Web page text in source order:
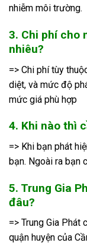
nhiễm môi trường.
3. Chi phí cho
nhiêu?
=> Chi phí tùy
diệt, và mức độ
mức giá phù hợp
4. Khi nào thì
=> Khi bạn phát
bạn. Ngoài ra bạn
5. Trung Gia
đâu?
=> Trung Gia
quận huyện của